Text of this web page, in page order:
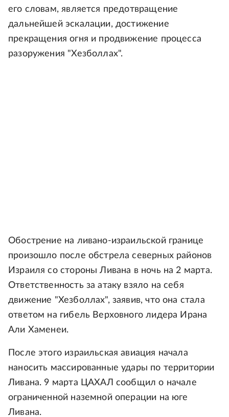
его словам, является предотвращение
дальнейшей эскалации, достижение
прекращения огня и продвижение процесса
разоружения "Хезболлах".
Обострение на ливано-израильской границе
произошло после обстрела северных районов
Израиля со стороны Ливана в ночь на 2 марта.
Ответственность за атаку взяло на себя
движение "Хезболлах", заявив, что она стала
ответом на гибель Верховного лидера Ирана
Али Хаменеи.
После этого израильская авиация начала
наносить массированные удары по территории
Ливана. 9 марта ЦАХАЛ сообщил о начале
ограниченной наземной операции на юге
Ливана.